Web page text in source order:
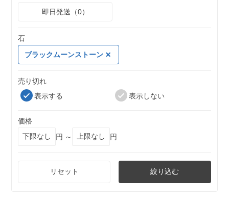
即日発送（0）
石
ブラックムーンストーン
売り切れ
表示する
表示しない
価格
円 ～
円
リセット 絞り込む